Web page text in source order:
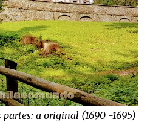
a original (1690 -1695)